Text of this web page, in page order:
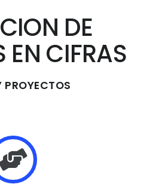
DE
EN CIFRAS
PROYECTOS